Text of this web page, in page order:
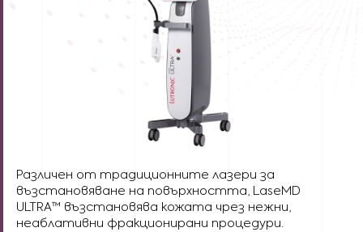
Различен от традиционните лазери за
възстановяване на повърхността, LaseMD
ULTRA™ възстановява кожата чрез нежни,
неаблативни фракционирани процедури.